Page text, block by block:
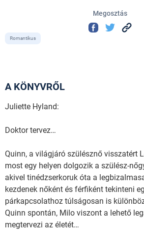
Megosztás
Romantikus
A KÖNYVRŐL
Juliette Hyland:
Doktor tervez…
Quinn, a világjáró szülésznő visszatért
most egy helyen dolgozik a szülész-
akivel tinédzserkoruk óta a
kezdenek nőként és férfiként tekinteni
párkapcsolathoz túlságosan is
Quinn spontán, Milo viszont a lehető
megtervezi az életét…